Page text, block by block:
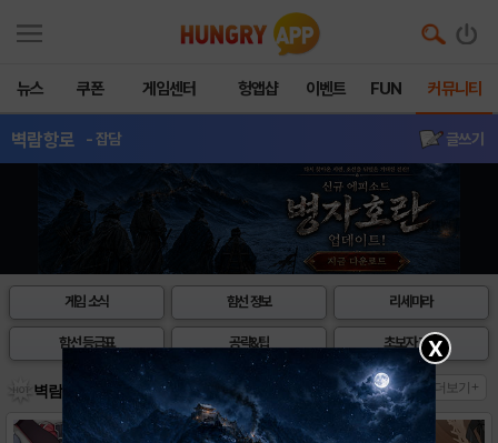
뉴스 쿠폰 게임센터 헝앱샵 이벤트 FUN 커뮤니티
벽람항로 - 잡담 글쓰기
게임 소식 함선 정보 리세마라
함선 등급표 공략&팁 초보자 TIP
벽람항로 헝그리앱 핫이슈 더보기+
X